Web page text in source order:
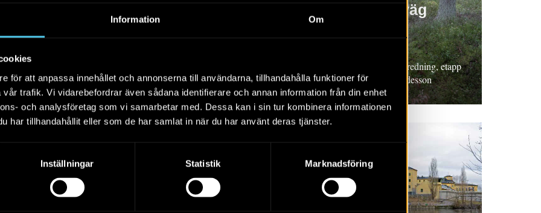
Information Om
för att anpassa innehållet och annonserna till användarna, tillhandahålla funktioner för
trafik. Vi vidarebefordrar även sådana identifierare och annan information från din enhet
och analysföretag som vi samarbetar med. Dessa kan i sin tur kombinera informationen
har tillhandahållit eller som de har samlat in när du har använt deras tjänster.
Inställningar Statistik Marknadsföring
Väg 798 mellan Esarp
och Genarp
Kronberg
Ostlänken delen väg
608–länsgräns
Rapport 2015:47. Arkeologisk utredning, etapp
1, Södermanland. Wivianne Bondesson
RAPPORT 2015:26 RAPPORT 2015:37